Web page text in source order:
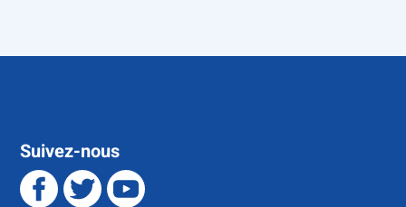
Suivez-nous